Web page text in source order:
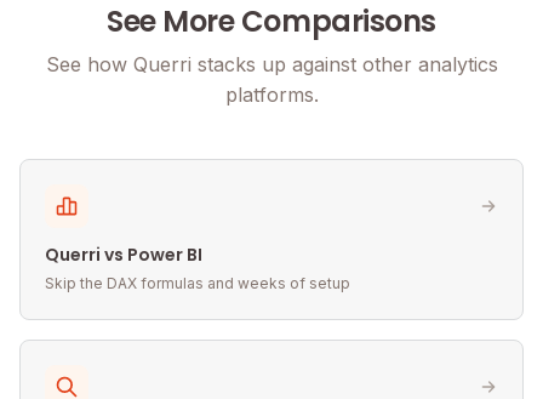
See More Comparisons
See how Querri stacks up against other analytics
platforms.
Querri vs Power BI
Skip the DAX formulas and weeks of setup